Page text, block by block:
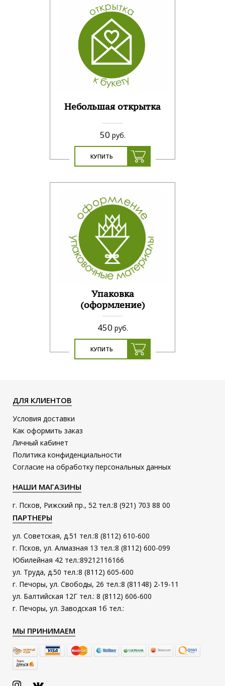
Небольшая открытка
50 руб.
КУПИТЬ
Упаковка
(оформление)
450 руб.
КУПИТЬ
ДЛЯ КЛИЕНТОВ
Условия доставки
Как оформить заказ
Личный кабинет
Политика конфиденциальности
Согласие на обработку персональных данных
НАШИ МАГАЗИНЫ
г. Псков, Рижский пр., 52 тел.:8 (921) 703 88 00
ПАРТНЕРЫ
ул. Советская, д.51 тел.:8 (8112) 610-600
г. Псков, ул. Алмазная 13 тел.:8 (8112) 600-099
Юбилейная 42 тел.:89212116166
ул. Труда, д.50 тел.:8 (8112) 605-600
г. Печоры, ул. Свободы, 26 тел.:8 (81148) 2-19-11
ул. Балтийская 12Г тел.: 8 (8112) 606-600
г. Печоры, ул. Заводская 1б тел.:
МЫ ПРИНИМАЕМ